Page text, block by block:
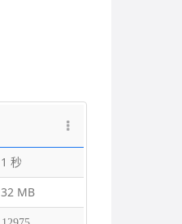
1 秒
32 MB